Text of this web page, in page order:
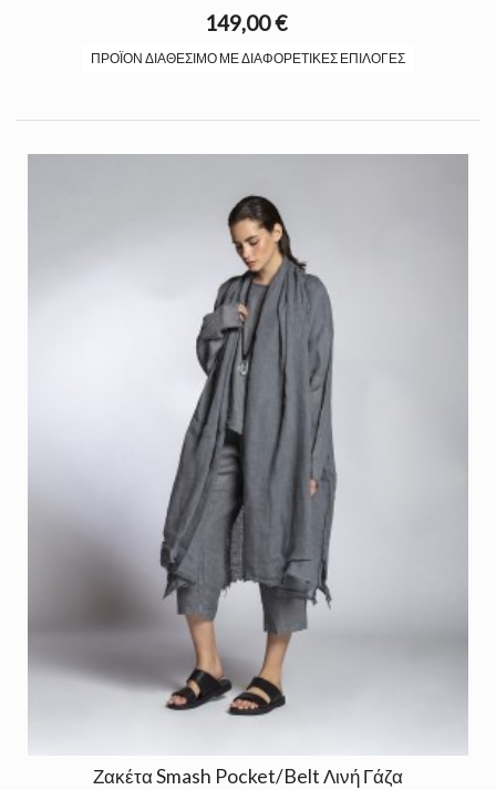
149,00 €
ΠΡΟΪΌΝ ΔΙΑΘΈΣΙΜΟ ΜΕ ΔΙΑΦΟΡΕΤΙΚΈΣ ΕΠΙΛΟΓΈΣ
Ζακέτα Smash Pocket/Belt Λινή Γάζα